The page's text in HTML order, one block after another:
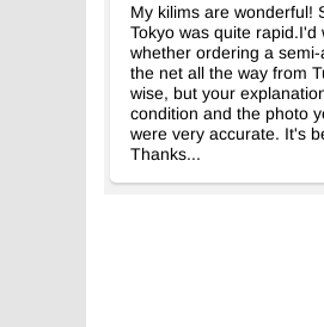
My kilims are wonderful!
Tokyo was quite rapid.I'd
whether ordering a
the net all the way from
wise, but your
condition and the photo
were very accurate. It's
Thanks...